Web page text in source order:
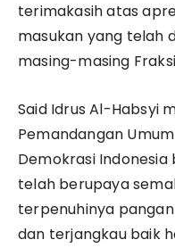
terimakasih atas
masukan yang telah
masing-masing
Said Idrus Al-Habsyi
Pemandangan
Demokrasi
telah berupaya
terpenuhinya
dan terjangkau baik